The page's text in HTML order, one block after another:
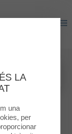
LA
una
per